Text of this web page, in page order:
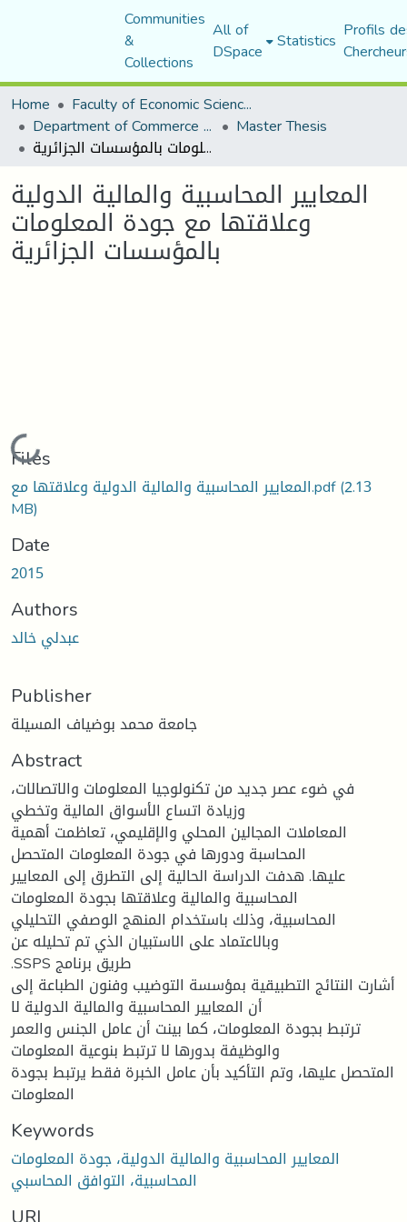
Communities
&
Collections
All of
DSpace Statistics Profils
Home
Faculty of Economic Sciences, Commerce and Management Sciences
Department of Commerce Science Master Thesis
المعايير المحاسبية والمالية الدولية وعلاقتها مع جودة المعلومات بالمؤسسات الجزائرية
المعايير المحاسبية والمالية الدولية
وعلاقتها مع جودة المعلومات
بالمؤسسات الجزائرية
Loading...
Files
المعايير المحاسبية والمالية الدولية وعلاقتها مع.pdf(2.13
MB)
Date
2015
Authors
عبدلي خالد
Publisher
جامعة محمد بوضياف المسيلة
Abstract
في ضوء عصر جديد من تكنولوجيا المعلومات والاتصالات،
وزيادة اتساع الأسواق المالية وتخطي
المعاملات المجالين المحلي والإقليمي، تعاظمت أهمية
المحاسبة ودورها في جودة المعلومات المتحصل
عليها. هدفت الدراسة الحالية إلى التطرق إلى المعايير
المحاسبية والمالية وعلاقتها بجودة المعلومات
المحاسبية، وذلك باستخدام المنهج الوصفي التحليلي
وبالاعتماد على الاستبيان الذي تم تحليله عن
.SSPS طريق برنامج
أشارت النتائج التطبيقية بمؤسسة التوضيب وفنون الطباعة إلى
أن المعايير المحاسبية والمالية الدولية لا
ترتبط بجودة المعلومات، كما بينت أن عامل الجنس والعمر
والوظيفة بدورها لا ترتبط بنوعية المعلومات
المتحصل عليها، وتم التأكيد بأن عامل الخبرة فقط يرتبط بجودة
المعلومات
Keywords
المعايير المحاسبية والمالية الدولية، جودة المعلومات
المحاسبية، التوافق المحاسبي